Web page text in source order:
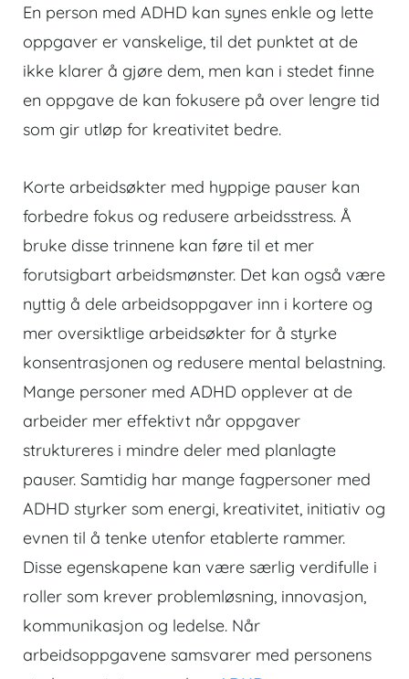
En person med ADHD kan synes enkle og lette
oppgaver er vanskelige, til det punktet at de
ikke klarer å gjøre dem, men kan i stedet finne
en oppgave de kan fokusere på over lengre tid
som gir utløp for kreativitet bedre.
Korte arbeidsøkter med hyppige pauser kan
forbedre fokus og redusere arbeidsstress. Å
bruke disse trinnene kan føre til et mer
forutsigbart arbeidsmønster. Det kan også være
nyttig å dele arbeidsoppgaver inn i kortere og
mer oversiktlige arbeidsøkter for å styrke
konsentrasjonen og redusere mental belastning.
Mange personer med ADHD opplever at de
arbeider mer effektivt når oppgaver
struktureres i mindre deler med planlagte
pauser. Samtidig har mange fagpersoner med
ADHD styrker som energi, kreativitet, initiativ og
evnen til å tenke utenfor etablerte rammer.
Disse egenskapene kan være særlig verdifulle i
roller som krever problemløsning, innovasjon,
kommunikasjon og ledelse. Når
arbeidsoppgavene samsvarer med personens